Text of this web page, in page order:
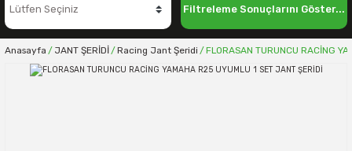
Filtreleme Sonuçlarını Göster...
Anasayfa JANT ŞERİDİ Racing Jant Şeridi FLORASAN TURUNCU RACİNG